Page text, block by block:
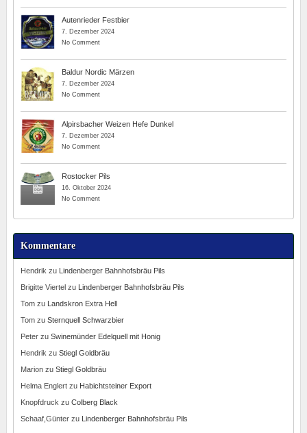
Autenrieder Festbier
7. Dezember 2024
No Comment
Baldur Nordic Märzen
7. Dezember 2024
No Comment
Alpirsbacher Weizen Hefe Dunkel
7. Dezember 2024
No Comment
Rostocker Pils
16. Oktober 2024
No Comment
Kommentare
Hendrik zu Lindenberger Bahnhofsbräu Pils
Brigitte Viertelzu Lindenberger Bahnhofsbräu Pils
Tomzu Landskron Extra Hell
Tomzu Sternquell Schwarzbier
Peterzu Swinemünder Edelquell mit Honig
Hendrik zu Stiegl Goldbräu
Marionzu Stiegl Goldbräu
Helma Englertzu Habichtsteiner Export
Knopfdruck zu Colberg Black
Schaaf,Günterzu Lindenberger Bahnhofsbräu Pils